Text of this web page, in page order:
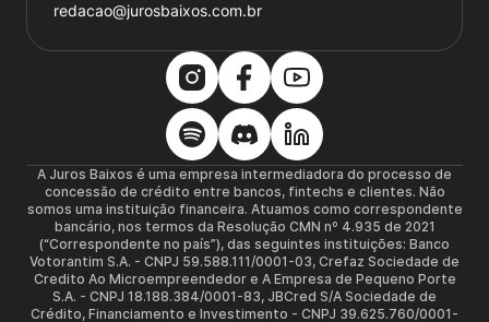
redacao@jurosbaixos.com.br
A Juros Baixos é uma empresa intermediadora do processo de
concessão de crédito entre bancos, fintechs e clientes. Não
somos uma instituição financeira. Atuamos como correspondente
bancário, nos termos da Resolução CMN nº 4.935 de 2021
(“Correspondente no país”), das seguintes instituições: Banco
Votorantim S.A. - CNPJ 59.588.111/0001-03, Crefaz Sociedade de
Credito Ao Microempreendedor e A Empresa de Pequeno Porte
S.A. - CNPJ 18.188.384/0001-83, JBCred S/A Sociedade de
Crédito, Financiamento e Investimento - CNPJ 39.625.760/0001-